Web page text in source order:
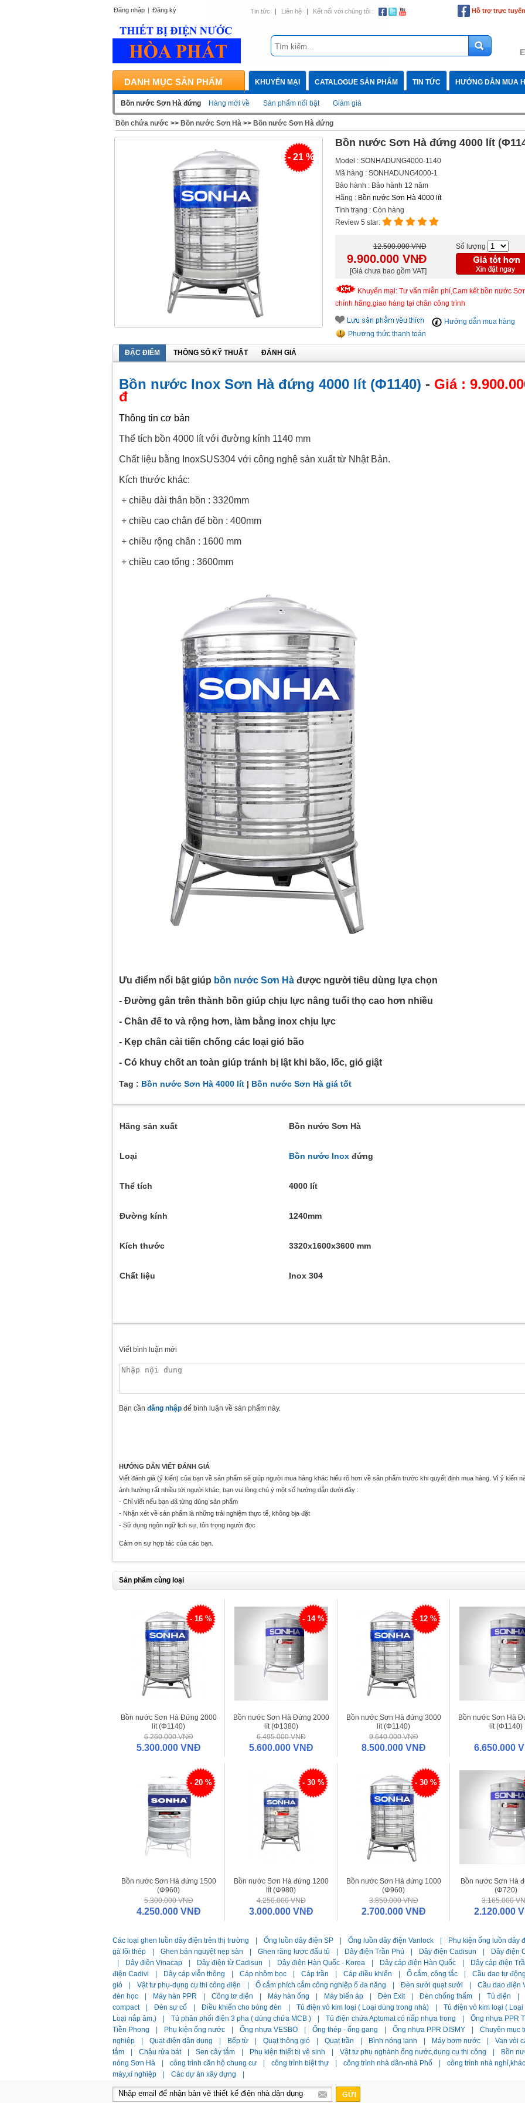
Đăng nhập | Đăng ký Tin tức | Liên hệ | Kết nối với chúng tôi : Hỗ trợ trực tuyến
DANH MỤC SẢN PHẨM KHUYẾN MẠI CATALOGUE SẢN PHẨM TIN TỨC HƯỚNG DẪN MUA
Bồn nước Sơn Hà đứng Hàng mới về Sản phẩm nổi bật Giảm giá
Bồn chứa nước >> Bồn nước Sơn Hà >> Bồn nước Sơn Hà đứng
- 21 %
Bồn nước Sơn Hà đứng 4000 lít
Model : SONHADUNG4000-1140
Mã hàng : SONHADUNG4000-1
Bảo hành : Bảo hành 12 năm
Hãng : Bồn nước Sơn Hà 4000 lít
Tình trạng : Còn hàng
Review 5 star:
12.500.000 VNĐ
9.900.000 VNĐ
[Giá chưa bao gồm VAT]
Số lượng
Khuyến mại: Tư vấn miễn phí,Cam kết bồn nước
chính hãng,giao hàng tại chân công trình
Hướng dẫn mua hàng
Phương thức thanh toán
ĐẶC ĐIỂM THÔNG SỐ KỸ THUẬT ĐÁNH GIÁ
Bồn nước Inox Sơn Hà đứng 4000 lít (Φ1140) - Giá :
đ
Thông tin cơ bản
Thể tích bồn 4000 lít với đường kính 1140 mm
Chất liệu bằng InoxSUS304 với công nghệ sản xuất từ Nhật Bản.
Kích thước khác:
+ chiều dài thân bồn : 3320mm
+ chiều cao chân đế bồn : 400mm
+ chiều rộng chân : 1600 mm
+ chiều cao tổng : 3600mm
Ưu điểm nổi bật giúp bồn nước Sơn Hà được người tiêu dùng lựa chọn
- Đường gân trên thành bồn giúp chịu lực nâng tuổi thọ cao hơn nhiều
- Chân đế to và rộng hơn, làm bằng inox chịu lực
- Kẹp chân cải tiến chống các loại gió bão
- Có khuy chốt an toàn giúp tránh bị lật khi bão, lốc, gió giật
Tag : Bồn nước Sơn Hà 4000 lít | Bồn nước Sơn Hà giá tốt
Hãng sản xuất Bồn nước Sơn Hà
Loại Bồn nước Inox đứng
Thể tích 4000 lít
Đường kính 1240mm
Kích thước 3320x1600x3600 mm
Chất liệu Inox 304
Viết bình luận mới
Bạn cần đăng nhập để bình luận về sản phẩm này.
HƯỚNG DẪN VIẾT ĐÁNH GIÁ
Viết đánh giá (ý kiến) của bạn về sản phẩm sẽ giúp người mua hàng khác hiểu rõ hơn về sản phẩm trước khi quyết định mua hàng. Vì ý kiến
ảnh hưởng rất nhiều tới người khác, bạn vui lòng chú ý một số hướng dẫn dưới đây :
- Chỉ viết nếu bạn đã từng dùng sản phẩm
- Nhận xét về sản phẩm là những trải nghiệm thực tế, không bịa đặt
- Sử dụng ngôn ngữ lịch sự, tôn trọng người đọc
Cảm ơn sự hợp tác của các bạn.
Sản phẩm cùng loại
- 16 %
Bồn nước Sơn Hà Đứng 2000
lít (Φ1140)
6.260.000 VNĐ
5.300.000 VNĐ
- 14 %
Bồn nước Sơn Hà Đứng 2000
lít (Φ1380)
6.495.000 VNĐ
5.600.000 VNĐ
- 12 %
Bồn nước Sơn Hà đứng 3000
lít (Φ1140)
9.640.000 VNĐ
8.500.000 VNĐ
Bồn nước Sơn Hà
lít (Φ1140)
6.650.000
- 20 %
Bồn nước Sơn Hà đứng 1500
(Φ960)
5.300.000 VNĐ
4.250.000 VNĐ
- 30 %
Bồn nước Sơn Hà đứng 1200
lít (Φ980)
4.250.000 VNĐ
3.000.000 VNĐ
- 30 %
Bồn nước Sơn Hà đứng 1000
(Φ960)
3.850.000 VNĐ
2.700.000 VNĐ
Bồn nước Sơn Hà
(Φ720)
3.165.000
2.120.000
Các loại ghen luồn dây điện trên thị trường Ống luồn dây điện SP Ống luồn dây điện Vanlock
Phụ kiện ống luồn dây
gà lõi thép
Ghen bán nguyệt nẹp sàn Ghen răng lược đấu tủ Dây điện Trần Phú Dây điện Cadisun
Dây điện
Dây điện Vinacap Dây điện từ Cadisun Dây điện Hàn Quốc - Korea Dây cáp điện Hàn Quốc
Dây cáp điện
điện Cadivi
Dây cáp viễn thông Cáp nhôm bọc Cáp trần Cáp điều khiển Ổ cắm, công tắc
Cầu dao tự
gió
Vật tư phụ-dụng cụ thi công điện Ổ cắm phích cắm công nghiệp ổ đa năng Đèn sưởi quạt sưởi
Cầu dao điện
đèn học
Máy hàn PPR Công tơ điện Máy hàn ống Máy biến áp Đèn Exit Đèn chống thấm Tủ điện
compact
Đèn sự cố Điều khiển cho bóng đèn Tủ điện vỏ kim loại ( Loại dùng trong nhà)
Tủ điện vỏ kim loại (
Loại nắp âm,)
Tủ phân phối điện 3 pha ( dùng chứa MCB ) Tủ điện chứa Aptomat có nắp nhựa trong
Ống nhựa PPR
Tiền Phong
Phụ kiện ống nước Ống nhựa VESBO Ống thép - ống gang Ống nhựa PPR DISMY
Chuyên mục
nghiệp
Quạt điện dân dụng Bếp từ Quạt thông gió Quạt trần Bình nóng lạnh Máy bơm nước
Van vòi
tắm
Chậu rửa bát Sen cây tắm Phụ kiện thiết bị vệ sinh Vật tư phụ nghành ống nước,dụng cụ thi công
Bồn
nóng Sơn Hà
công trình căn hộ chung cư công trình biệt thự công trình nhà dân-nhà Phố
công trình nhà
máy,xí nghiệp
Các dự án xây dựng